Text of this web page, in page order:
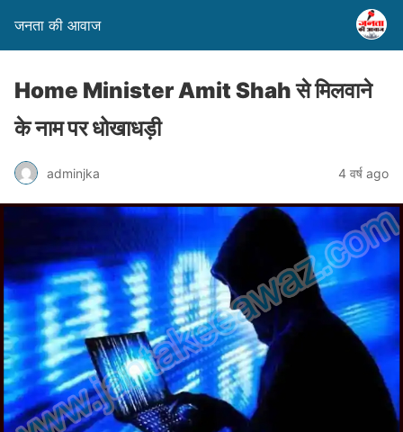
जनता की आवाज
Home Minister Amit Shah से मिलवाने
के नाम पर धोखाधड़ी
adminjka 4 वर्ष ago